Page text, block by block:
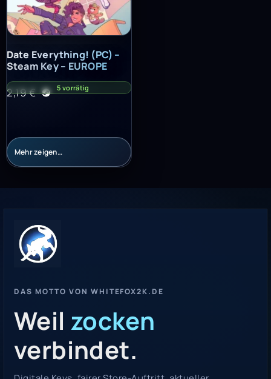
Date Everything! (PC) – Steam Key – EUROPE
Date Everything! (PC) –
Steam Key – EUROPE
2,19€ 5 vorrätig
Mehr zeigen…
DAS MOTTO VON WHITEFOX2K.DE
Weil zocken
verbindet.